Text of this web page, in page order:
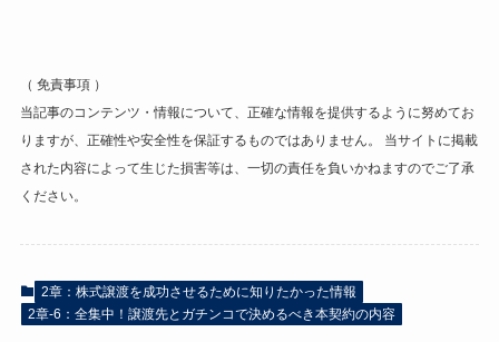
（ 免責事項 ）
当記事のコンテンツ・情報について、正確な情報を提供するように努めてお
りますが、正確性や安全性を保証するものではありません。 当サイトに掲載
された内容によって生じた損害等は、一切の責任を負いかねますのでご了承
ください。
2章：株式譲渡を成功させるために知りたかった情報
2章-6：全集中！譲渡先とガチンコで決めるべき本契約の内容